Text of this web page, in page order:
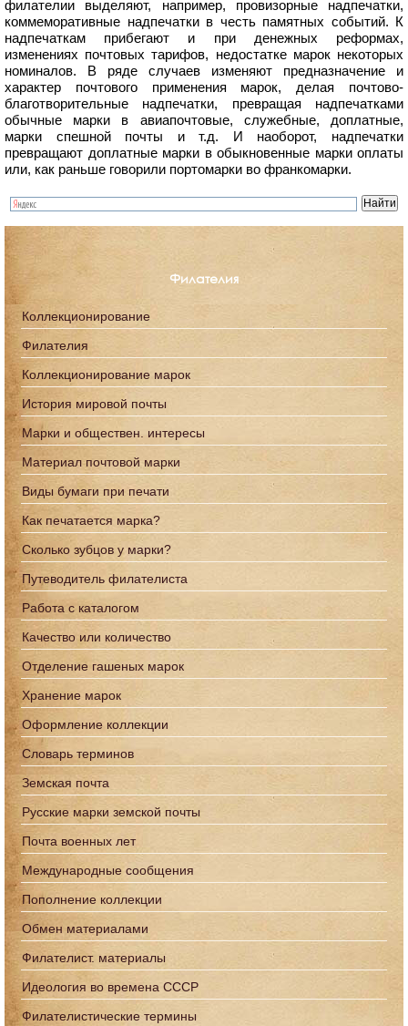
филателии выделяют, например, провизорные надпечатки,
коммеморативные надпечатки в честь памятных событий. К
надпечаткам прибегают и при денежных реформах,
изменениях почтовых тарифов, недостатке марок некоторых
номиналов. В ряде случаев изменяют предназначение и
характер почтового применения марок, делая почтово-
благотворительные надпечатки, превращая надпечатками
обычные марки в авиапочтовые, служебные, доплатные,
марки спешной почты и т.д. И наоборот, надпечатки
превращают доплатные марки в обыкновенные марки оплаты
или, как раньше говорили портомарки во франкомарки.
Филателия
Коллекционирование
Филателия
Коллекционирование марок
История мировой почты
Марки и обществен. интересы
Материал почтовой марки
Виды бумаги при печати
Как печатается марка?
Сколько зубцов у марки?
Путеводитель филателиста
Работа с каталогом
Качество или количество
Отделение гашеных марок
Хранение марок
Оформление коллекции
Словарь терминов
Земская почта
Русские марки земской почты
Почта военных лет
Международные сообщения
Пополнение коллекции
Обмен материалами
Филателист. материалы
Идеология во времена СССР
Филателистические термины